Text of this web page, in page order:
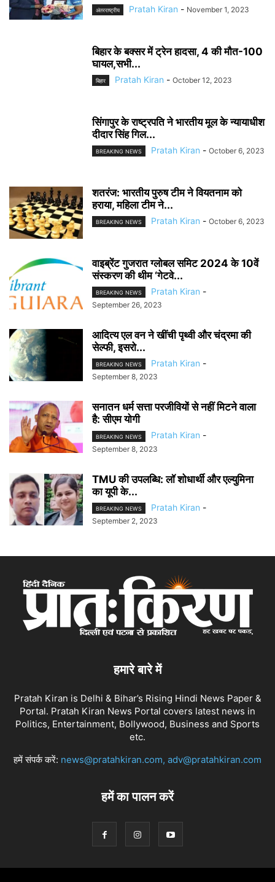
अंतरराष्ट्रीय Pratah Kiran - November 1, 2023
बिहार के बक्सर में ट्रेन हादसा, 4 की मौत-100
घायल,सभी...
बिहार Pratah Kiran - October 12, 2023
सिंगापुर के राष्ट्रपति ने भारतीय मूल के न्यायाधीश
दीदार सिंह गिल...
BREAKING NEWS Pratah Kiran - October 6, 2023
शतरंज: भारतीय पुरुष टीम ने वियतनाम को
हराया, महिला टीम ने...
BREAKING NEWS Pratah Kiran - October 6, 2023
वाइब्रेंट गुजरात ग्लोबल समिट 2024 के 10वें
संस्करण की थीम ‘गेटवे...
BREAKING NEWS Pratah Kiran -
September 26, 2023
आदित्य एल वन ने खींची पृथ्वी और चंद्रमा की
सेल्फी, इसरो...
BREAKING NEWS Pratah Kiran -
September 8, 2023
सनातन धर्म सत्ता परजीवियों से नहीं मिटने वाला
है: सीएम योगी
BREAKING NEWS Pratah Kiran -
September 8, 2023
TMU की उपलब्धि: लॉ शोधार्थी और एल्युमिना
का यूपी के...
BREAKING NEWS Pratah Kiran -
September 2, 2023
हमारे बारे में
Pratah Kiran is Delhi & Bihar’s Rising Hindi News Paper &
Portal. Pratah Kiran News Portal covers latest news in
Politics, Entertainment, Bollywood, Business and Sports
etc.
हमें संपर्क करें: news@pratahkiran.com, adv@pratahkiran.com
हमें का पालन करें